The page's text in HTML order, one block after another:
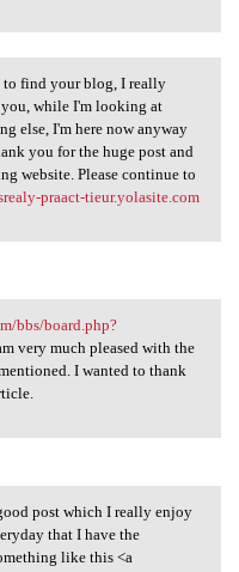
to find
to find your blog, I really
while I'm looking at
else, I'm here now anyway
you for the huge post and
website. Please continue to
praact-tieur.yolasite.com
bbs
bbs/board.php?
very much pleased with the
I wanted to thank
good post
post which I really enjoy
that I have the
like this <a